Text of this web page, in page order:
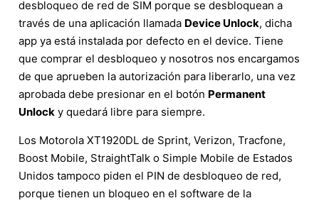
desbloqueo de red de SIM porque se desbloquean a
través de una aplicación llamada Device Unlock, dicha
app ya está instalada por defecto en el device. Tiene
que comprar el desbloqueo y nosotros nos encargamos
de que aprueben la autorización para liberarlo, una vez
aprobada debe presionar en el botón Permanent
Unlock y quedará libre para siempre.
Los Motorola XT1920DL de Sprint, Verizon, Tracfone,
Boost Mobile, StraightTalk o Simple Mobile de Estados
Unidos tampoco piden el PIN de desbloqueo de red,
porque tienen un bloqueo en el software de la